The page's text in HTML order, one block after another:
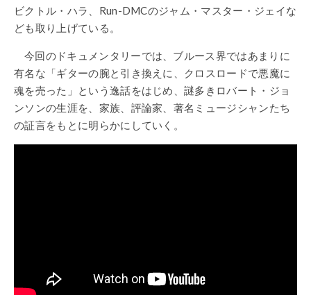
ビクトル・ハラ、Run-DMCのジャム・マスター・ジェイな
ども取り上げている。
今回のドキュメンタリーでは、ブルース界ではあまりに
有名な「ギターの腕と引き換えに、クロスロードで悪魔に
魂を売った」という逸話をはじめ、謎多きロバート・ジョ
ンソンの生涯を、家族、評論家、著名ミュージシャンたち
の証言をもとに明らかにしていく。